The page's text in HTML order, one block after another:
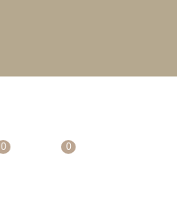
0 0